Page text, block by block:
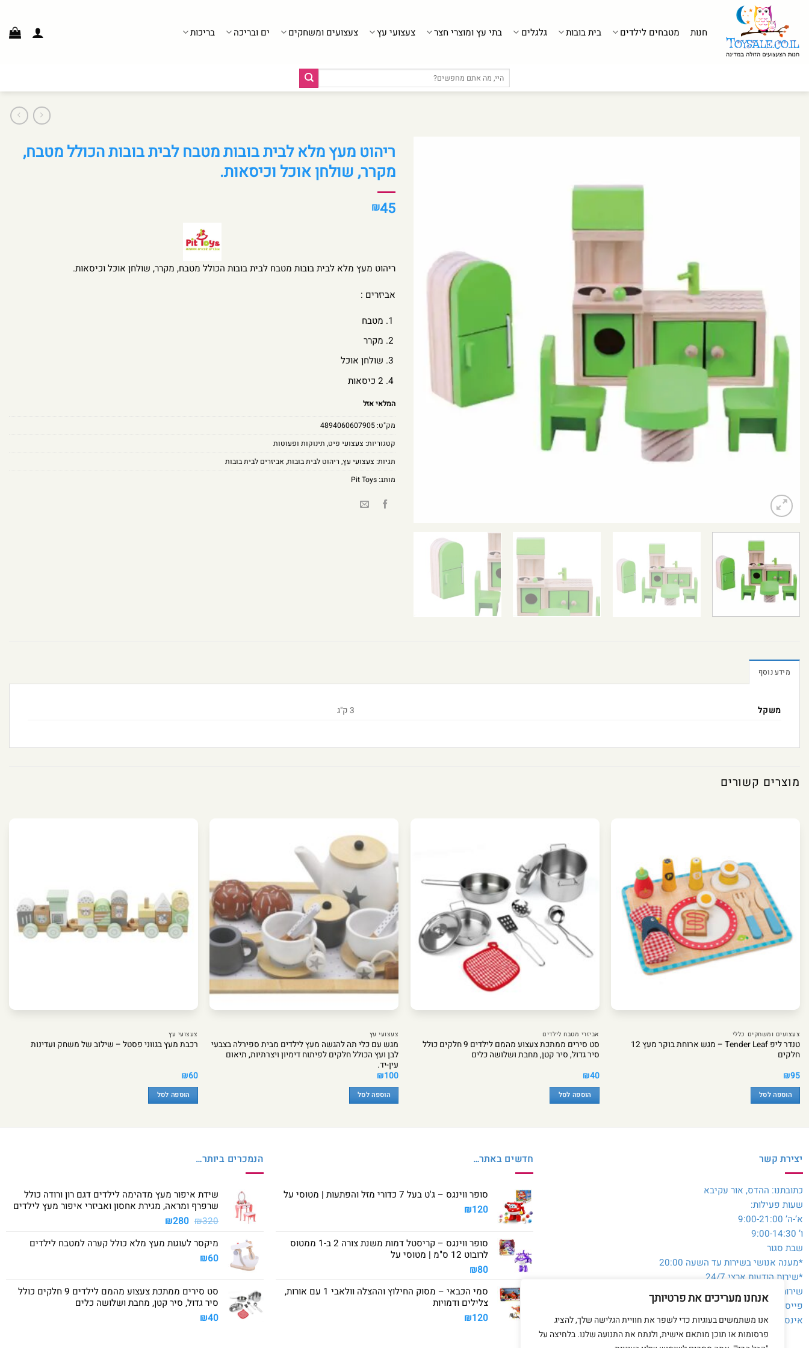
אנחנו מעריכים את פרטיותך
אנו משתמשים בעוגיות כדי לשפר את חוויית הגלישה שלך, להציג
פרסומות או תוכן מותאם אישית, ולנתח את התנועה שלנו. בלחיצה על
חנות
מטבחים לילדים בית בובות גלגלים בתי עץ ומוצרי חצר צעצועי עץ צעצועים ומשחקים ים ובריכה בריכות
עבור:
ריהוט מעץ מלא לבית בובות מטבח לבית בובות הכולל מטבח,
מקרר, שולחן אוכל וכיסאות.
₪45
ריהוט מעץ מלא לבית בובות מטבח לבית בובות הכולל מטבח, מקרר, שולחן אוכל וכיסאות.
אביזרים :
מטבח
מקרר
שולחן אוכל
2 כיסאות
המלאי אזל
מק"ט:4894060607905
קטגוריות: צעצועי פיט, תינוקות ופעוטות
תגיות: צעצועי עץ, ריהוט לבית בובות, אביזרים לבית בובות
מותג:Pit Toys
מידע נוסף
משקל 3 ק"ג
מוצרים קשורים
צעצועים ומשחקים כללי
טנדר ליפ Tender Leaf – מגש ארוחת בוקר מעץ 12
חלקים
₪95
הוספה לסל
אביזרי מטבח לילדים
סט סירים ממתכת צעצוע מהמם לילדים 9 חלקים כולל
סיר גדול, סיר קטן, מחבת ושלושה כלים
₪40
הוספה לסל
צעצועי עץ
מגש עם כלי תה להגשה מעץ לילדים מבית ספירלה בצבעי
לבן ועץ הכולל חלקים לפיתוח דימיון ויצרתיות, תיאום
עין-יד.
₪100
הוספה לסל
צעצועי עץ
רכבת מעץ בגווני פסטל – שילוב של משחק ועדינות
₪60
הוספה לסל
יצירת קשר
כתובתנו: ההדס, אור עקיבא
שעות פעילות:
א’-ה’ 9:00-21:00
ו’ 9:00-14:30
שבת סגור
*מענה אנושי בשירות עד השעה 20:00
*שירות הודעות ארצי 24/7
שירות לקוחות והזמנות:054-3980564
פייסבוק:@toysale.co.il
אינסטגרם:toysalecoil
חדשים באתר…
סופר ווינגס – ג'ט בעל 7 כדורי מזל והפתעות | מטוסי על
₪120
סופר ווינגס – קריסטל דמות משנת צורה 2 ב-1 ממטוס
לרובוט 12 ס"מ | מטוסי על
₪80
סמי הכבאי – מסוק החילוץ וההצלה וולאבי 1 עם אורות,
צלילים ודמויות
₪120
הנמכרים ביותר…
שידת איפור מעץ מדהימה לילדים דגם רון ורודה כולל
שרפרף ומראה, מגירת אחסון ואביזרי איפור מעץ לילדים
₪320
המחיר
היה:
₪280 המחיר
הוא:
מיקסר לעוגות מעץ מלא כולל קערה למטבח לילדים
₪60
סט סירים ממתכת צעצוע מהמם לילדים 9 חלקים כולל
סיר גדול, סיר קטן, מחבת ושלושה כלים
₪40